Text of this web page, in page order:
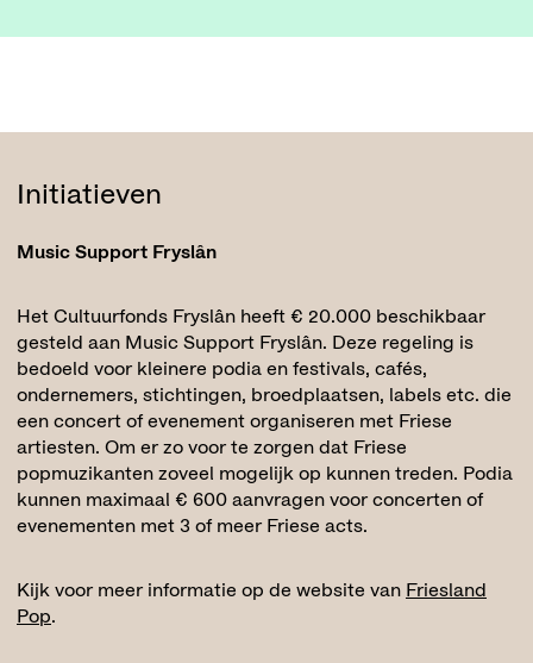
Initiatieven
Music Support Fryslân
Het Cultuurfonds Fryslân heeft € 20.000 beschikbaar
gesteld aan Music Support Fryslân. Deze regeling is
bedoeld voor kleinere podia en festivals, cafés,
ondernemers, stichtingen, broedplaatsen, labels etc. die
een concert of evenement organiseren met Friese
artiesten. Om er zo voor te zorgen dat Friese
popmuzikanten zoveel mogelijk op kunnen treden. Podia
kunnen maximaal € 600 aanvragen voor concerten of
evenementen met 3 of meer Friese acts.
Kijk voor meer informatie op de website van Friesland
Pop.